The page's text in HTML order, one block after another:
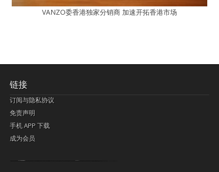
VANZO委香港独家分销商 加速开拓香港市场
链接
订阅与隐私协议
免责声明
手机 APP 下载
成为会员